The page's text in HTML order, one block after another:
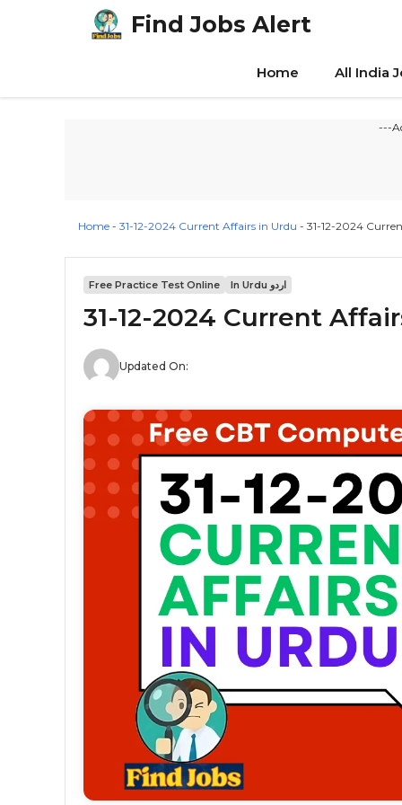
Find Jobs Alert
Home All India
---
Home - 31-12-2024 Current Affairs in Urdu - 31-12-2024
Free Practice Test Online In Urdu اردو
31-12-2024 Current
Updated On: